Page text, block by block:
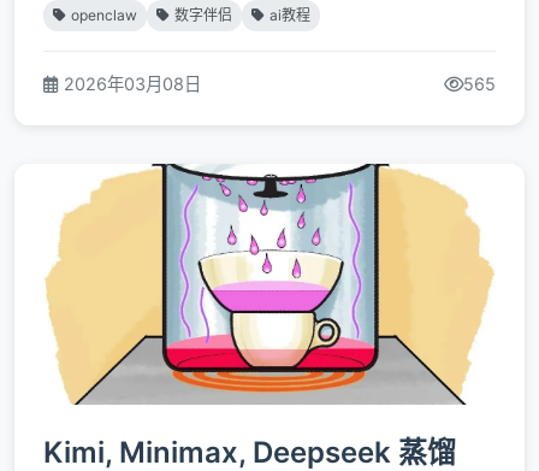
openclaw 数字伴侣 ai教程
2026年03月08日 565
Kimi, Minimax, Deepseek 蒸馏